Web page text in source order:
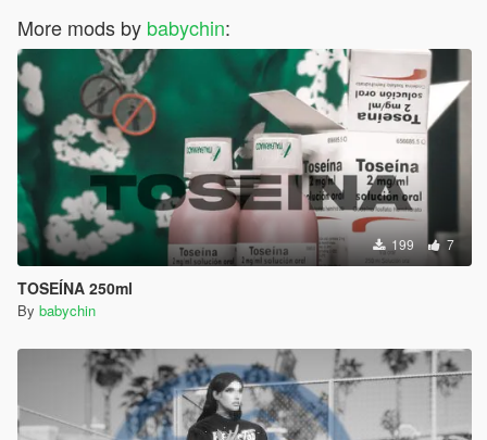
More mods by babychin:
199 7
TOSEÍNA 250ml
By babychin